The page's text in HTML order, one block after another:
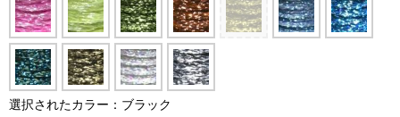
選択されたカラー：ブラック